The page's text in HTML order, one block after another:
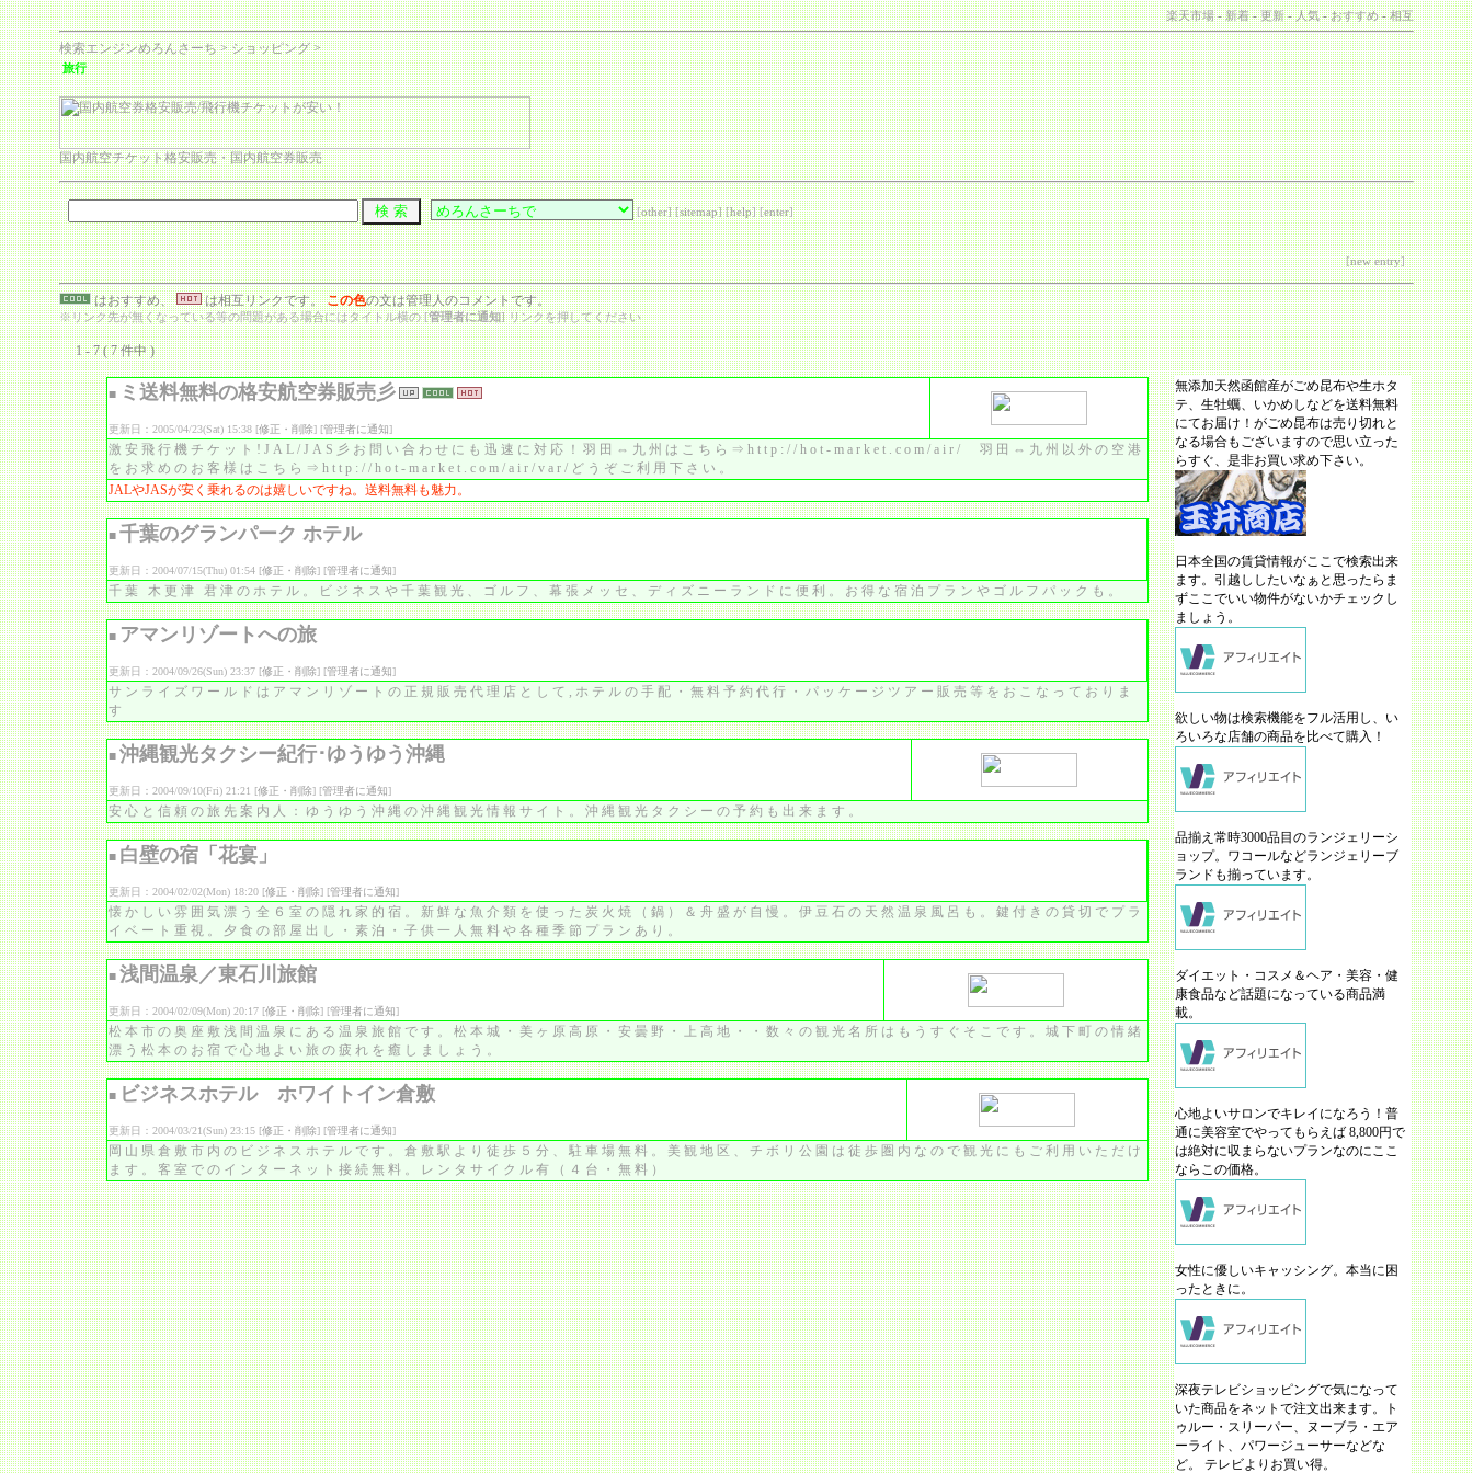
楽天市場-新着-更新-人気-おすすめ-相互
検索エンジンめろんさーち>ショッピング>
旅行
国内航空チケット格安販売・国内航空券販売
[other] [sitemap] [help] [enter]
[new entry]
はおすすめ、 は相互リンクです。この色の文は管理人のコメントです。
※リンク先が無くなっている等の問題がある場合にはタイトル横の [管理者に通知] リンクを押してください
1 - 7 ( 7 件中 )
■ ミ送料無料の格安航空券販売彡
更新日：2005/04/23(Sat) 15:38 [修正・削除] [管理者に通知]
激安飛行機チケット!JAL/JAS彡お問い合わせにも迅速に対応！羽田⇔九州はこちら⇒http://hot-market.com/air/ 羽田⇔九州以外の空港
をお求めのお客様はこちら⇒http://hot-market.com/air/var/どうぞご利用下さい。
JALやJASが安く乗れるのは嬉しいですね。送料無料も魅力。
■ 千葉のグランパーク ホテル
更新日：2004/07/15(Thu) 01:54 [修正・削除] [管理者に通知]
千葉 木更津 君津のホテル。ビジネスや千葉観光、ゴルフ、幕張メッセ、ディズニーランドに便利。お得な宿泊プランやゴルフパックも。
■ アマンリゾートへの旅
更新日：2004/09/26(Sun) 23:37 [修正・削除] [管理者に通知]
サンライズワールドはアマンリゾートの正規販売代理店として,ホテルの手配・無料予約代行・パッケージツアー販売等をおこなっておりま
す
■ 沖縄観光タクシー紀行･ゆうゆう沖縄
更新日：2004/09/10(Fri) 21:21 [修正・削除] [管理者に通知]
安心と信頼の旅先案内人：ゆうゆう沖縄の沖縄観光情報サイト。沖縄観光タクシーの予約も出来ます。
■ 白壁の宿「花宴」
更新日：2004/02/02(Mon) 18:20 [修正・削除] [管理者に通知]
懐かしい雰囲気漂う全６室の隠れ家的宿。新鮮な魚介類を使った炭火焼（鍋）＆舟盛が自慢。伊豆石の天然温泉風呂も。鍵付きの貸切でプラ
イベート重視。夕食の部屋出し・素泊・子供一人無料や各種季節プランあり。
■ 浅間温泉／東石川旅館
更新日：2004/02/09(Mon) 20:17 [修正・削除] [管理者に通知]
松本市の奥座敷浅間温泉にある温泉旅館です。松本城・美ヶ原高原・安曇野・上高地・・数々の観光名所はもうすぐそこです。城下町の情緒
漂う松本のお宿で心地よい旅の疲れを癒しましょう。
■ ビジネスホテル ホワイトイン倉敷
更新日：2004/03/21(Sun) 23:15 [修正・削除] [管理者に通知]
岡山県倉敷市内のビジネスホテルです。倉敷駅より徒歩５分、駐車場無料。美観地区、チボリ公園は徒歩圏内なので観光にもご利用いただけ
ます。客室でのインターネット接続無料。レンタサイクル有（４台・無料）
無添加天然函館産がごめ昆布や生ホタ
テ、生牡蠣、いかめしなどを送料無料
にてお届け！がごめ昆布は売り切れと
なる場合もございますので思い立った
らすぐ、是非お買い求め下さい。
日本全国の賃貸情報がここで検索出来
ます。引越ししたいなぁと思ったらま
ずここでいい物件がないかチェックし
ましょう。
欲しい物は検索機能をフル活用し、い
ろいろな店舗の商品を比べて購入！
品揃え常時3000品目のランジェリーシ
ョップ。ワコールなどランジェリーブ
ランドも揃っています。
ダイエット・コスメ＆ヘア・美容・健
康食品など話題になっている商品満
載。
心地よいサロンでキレイになろう！普
通に美容室でやってもらえば 8,800円で
は絶対に収まらないプランなのにここ
ならこの価格。
女性に優しいキャッシング。本当に困
ったときに。
深夜テレビショッピングで気になって
いた商品をネットで注文出来ます。ト
ゥルー・スリーパー、ヌーブラ・エア
ーライト、パワージューサーなどな
ど。 テレビよりお買い得。